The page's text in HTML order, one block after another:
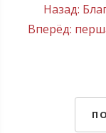
PostНазад:
Вперёд: